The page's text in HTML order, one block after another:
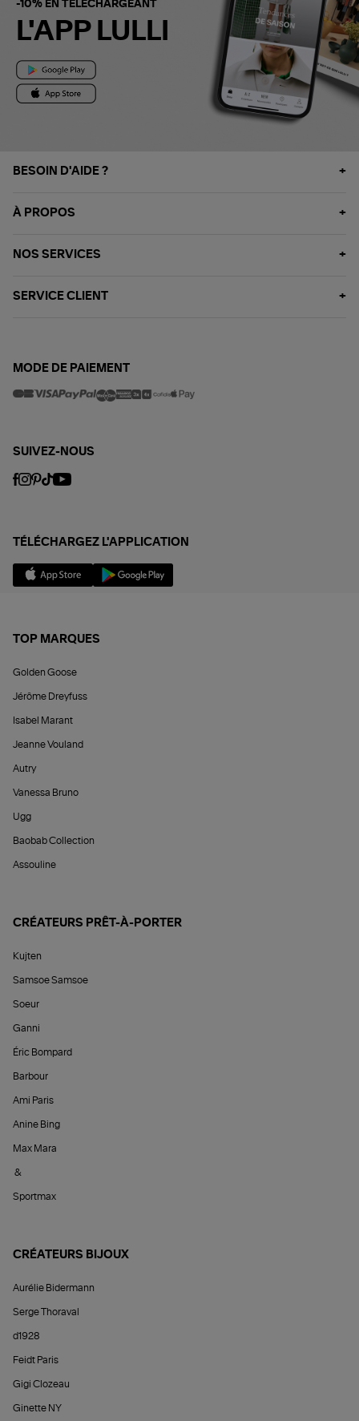
-10% EN TÉLÉCHARGEANT
L'APP LULLI
BESOIN D'AIDE ?
À PROPOS
NOS SERVICES
SERVICE CLIENT
MODE DE PAIEMENT
SUIVEZ-NOUS
TÉLÉCHARGEZ L'APPLICATION
TOP MARQUES
Golden Goose
Jérôme Dreyfuss
Isabel Marant
Jeanne Vouland
Autry
Vanessa Bruno
Ugg
Baobab Collection
Assouline
CRÉATEURS PRÊT-À-PORTER
Kujten
Samsoe Samsoe
Soeur
Ganni
Éric Bompard
Barbour
Ami Paris
Anine Bing
Max Mara
&
Sportmax
CRÉATEURS BIJOUX
Aurélie Bidermann
Serge Thoraval
d1928
Feidt Paris
Gigi Clozeau
Ginette NY